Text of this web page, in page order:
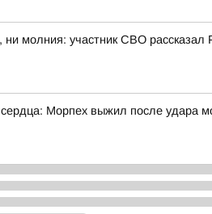
молния: участник СВО рассказал
Морпех выжил после удара